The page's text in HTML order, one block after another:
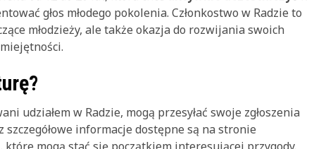
głos młodego pokolenia. Członkostwo w Radzie to
młodzieży, ale także okazja do rozwijania swoich
udziałem w Radzie, mogą przesyłać swoje zgłoszenia
informacje dostępne są na stronie